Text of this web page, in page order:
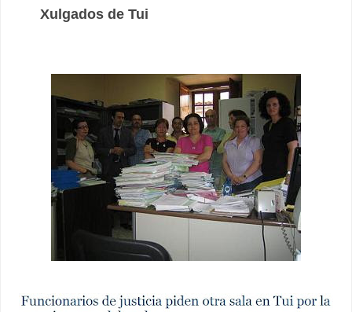
Xulgados de Tui